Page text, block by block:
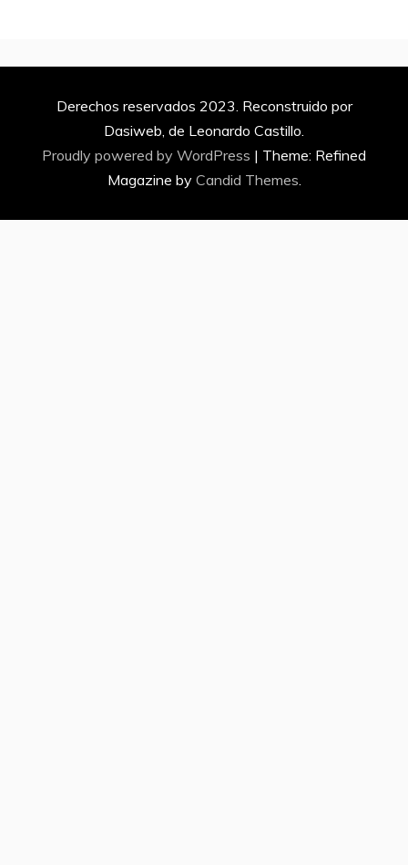
Derechos reservados 2023. Reconstruido por
Dasiweb, de Leonardo Castillo.
Proudly powered by WordPress | Theme: Refined
Magazine by Candid Themes.